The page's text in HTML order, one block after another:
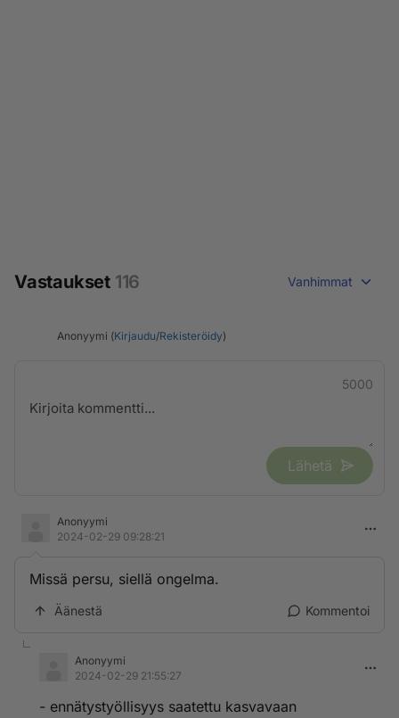
Vastaukset 116 Vanhimmat
Anonyymi (Kirjaudu/Rekisteröidy)
5000
Lähetä
Anonyymi
2024-02-29 09:28:21
Missä persu, siellä ongelma.
Äänestä Kommentoi
Anonyymi
2024-02-29 21:55:27
- ennätystyöllisyys saatettu kasvavaan